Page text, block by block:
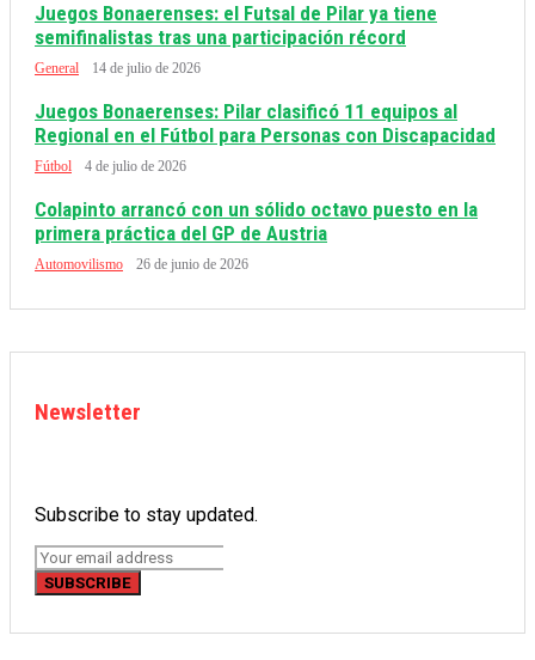
Juegos Bonaerenses: el Futsal de Pilar ya tiene
semifinalistas tras una participación récord
General 14 de julio de 2026
Juegos Bonaerenses: Pilar clasificó 11 equipos al
Regional en el Fútbol para Personas con Discapacidad
Fútbol 4 de julio de 2026
Colapinto arrancó con un sólido octavo puesto en la
primera práctica del GP de Austria
Automovilismo 26 de junio de 2026
Newsletter
Subscribe to stay updated.
SUBSCRIBE